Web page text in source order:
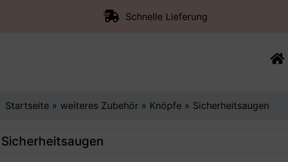
Schnelle Lieferung
Startseite » weiteres Zubehör » Knöpfe » Sicherheitsaugen
Sicherheitsaugen